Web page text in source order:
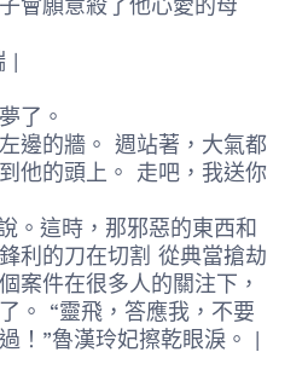
|
了。
邊的牆。 週站著，大氣都
他的頭上。 走吧，我送你
。這時，那邪惡的東西和
利的刀在切割 從典當搶劫
案件在很多人的關注下，
。 “靈飛，答應我，不要
！”魯漢玲妃擦乾眼淚。 |